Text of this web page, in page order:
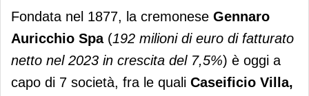
Fondata nel 1877, la cremonese Gennaro
Auricchio Spa(192 milioni di euro di fatturato
netto nel 2023 in crescita del 7,5%) è oggi a
capo di 7 società, fra le quali Caseificio Villa,